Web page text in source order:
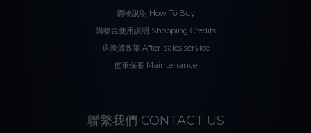
購物說明 How To Buy
購物金使用説明 Shopping Credits
退換貨政策 After-sales service
皮革保養 Maintenance
聯繫我們 CONTACT US